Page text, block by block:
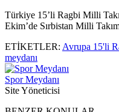
Türkiye 15’li Ragbi Milli
Ekim’de Sırbistan Milli
ETİKETLER: Avrupa 15'li
meydanı
Spor Meydanı
Site Yöneticisi